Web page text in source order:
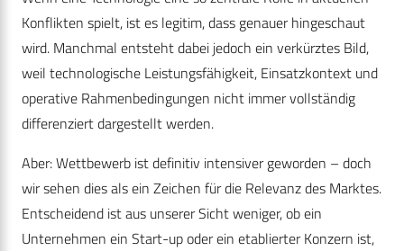
Konflikten spielt, ist es legitim, dass genauer hingeschaut
wird. Manchmal entsteht dabei jedoch ein verkürztes Bild,
weil technologische Leistungsfähigkeit, Einsatzkontext und
operative Rahmenbedingungen nicht immer vollständig
differenziert dargestellt werden.
Aber: Wettbewerb ist definitiv intensiver geworden – doch
wir sehen dies als ein Zeichen für die Relevanz des Marktes.
Entscheidend ist aus unserer Sicht weniger, ob ein
Unternehmen ein Start-up oder ein etablierter Konzern ist,